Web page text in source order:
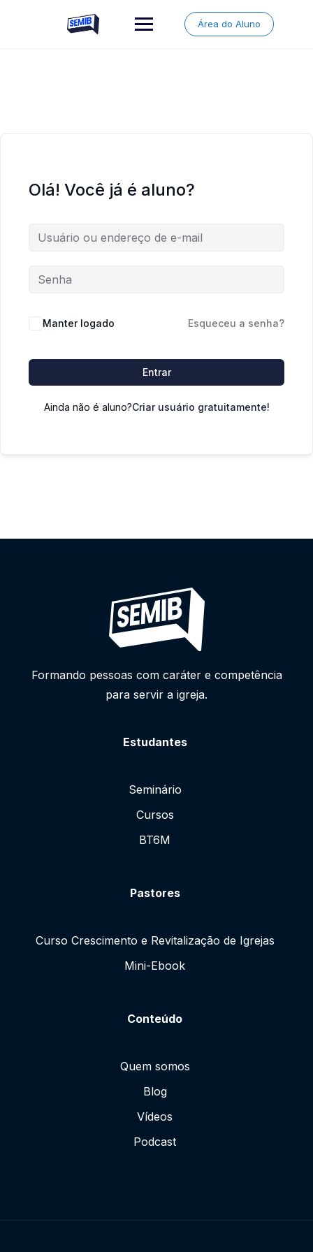
Área do Aluno
Olá! Você já é aluno?
Manter logado Esqueceu a senha?
Entrar
Ainda não é aluno?Criar usuário gratuitamente!
Formando pessoas com caráter e competência
para servir a igreja.
Estudantes
Seminário
Cursos
BT6M
Pastores
Curso Crescimento e Revitalização de Igrejas
Mini-Ebook
Conteúdo
Quem somos
Blog
Vídeos
Podcast